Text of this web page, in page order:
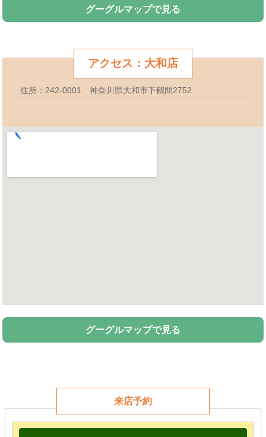
グーグルマップで見る
アクセス：大和店
住所：242-0001 神奈川県大和市下鶴間2752
グーグルマップで見る
来店予約